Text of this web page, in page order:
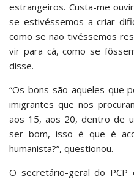
estrangeiros. Custa-me
se estivéssemos a criar
como se não tivéssemos
vir para cá, como se
disse.
“Os bons são aqueles que
imigrantes que nos
aos 15, aos 20, dentro de
ser bom, isso é que é
humanista?”, questionou.
O secretário-geral do PCP